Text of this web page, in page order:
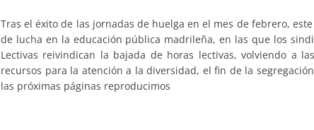
Tras el éxito de las jornadas de huelga en el mes de febrero,
de lucha en la educación pública madrileña, en las que los
Lectivas reivindican la bajada de horas lectivas, volviendo a
recursos para la atención a la diversidad, el fin de la
las próximas páginas reproducimos